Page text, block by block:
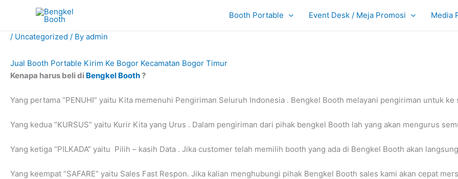
content
Booth Portable Event Desk / Meja Promosi Media
/ Uncategorized / By admin
Jual Booth Portable Kirim Ke Bogor Kecamatan Bogor Timur
Kenapa harus beli di Bengkel Booth?
Yang pertama “PENUHI” yaitu Kita memenuhi Pengiriman Seluruh Indonesia . Bengkel Booth melayani pengiriman untuk
Yang kedua “KURSUS” yaitu Kurir Kita yang Urus . Dalam pengiriman dari pihak bengkel Booth lah yang akan mengurus
Yang ketiga “PILKADA” yaitu Pilih – kasih Data . Jika customer telah memilih booth yang ada di Bengkel Booth akan
Yang keempat “SAFARE” yaitu Sales Fast Respon. Jika kalian menghubungi pihak Bengkel Booth sales kami akan cepat